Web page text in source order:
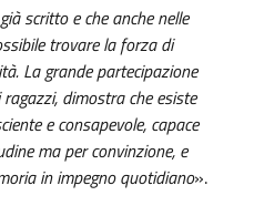
scritto e che anche nelle
trovare la forza di
La grande partecipazione
dimostra che esiste
e consapevole, capace
ma per convinzione, e
in impegno quotidiano».